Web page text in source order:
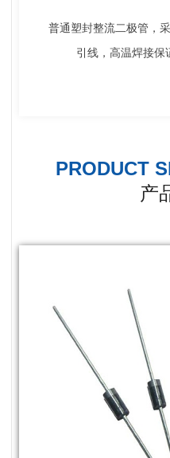
普通塑封整流二极管，
引线，高温焊接保
PRODUCT
产